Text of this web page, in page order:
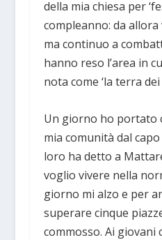
della mia chiesa per
compleanno: da
ma continuo a
hanno reso l’area in
nota come ‘la terra dei
Un giorno ho portato
mia comunità dal
loro ha detto a
voglio vivere nella
giorno mi alzo e per
superare cinque
commosso. Ai giovani